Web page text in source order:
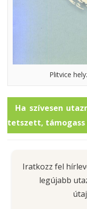
Plitvice
Ha szívesen
tetszett,
Iratkozz fel
legújabb